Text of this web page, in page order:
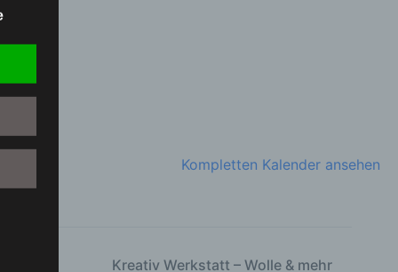
Kompletten Kalender ansehen
Kreativ Werkstatt – Wolle & mehr